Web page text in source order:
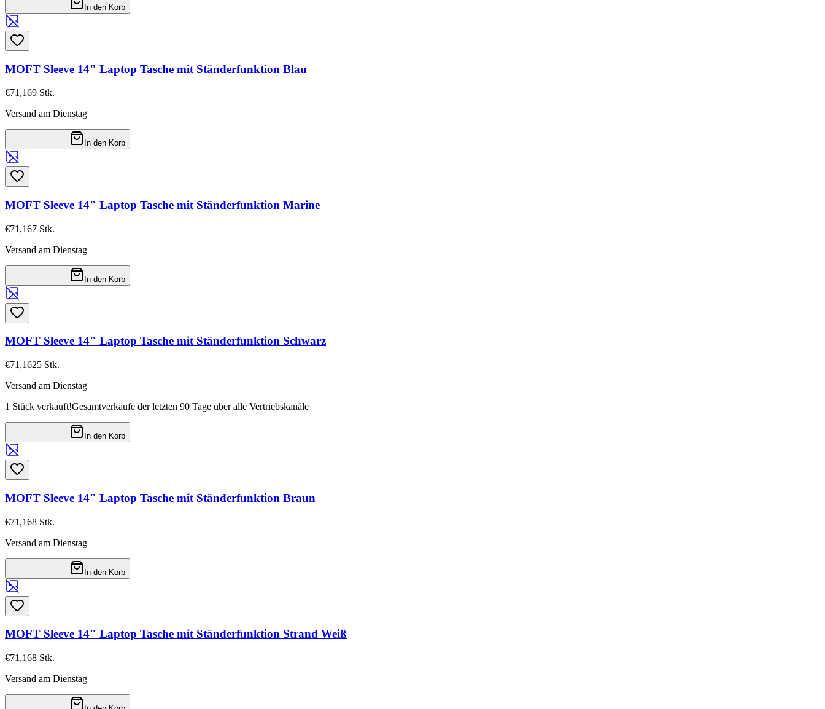
In den Korb
MOFT Sleeve 14" Laptop Tasche mit Ständerfunktion Blau
€71,169 Stk.
Versand am Dienstag
In den Korb
MOFT Sleeve 14" Laptop Tasche mit Ständerfunktion Marine
€71,167 Stk.
Versand am Dienstag
In den Korb
MOFT Sleeve 14" Laptop Tasche mit Ständerfunktion Schwarz
€71,1625 Stk.
Versand am Dienstag
1 Stück verkauft!Gesamtverkäufe der letzten 90 Tage über alle Vertriebskanäle
In den Korb
MOFT Sleeve 14" Laptop Tasche mit Ständerfunktion Braun
€71,168 Stk.
Versand am Dienstag
In den Korb
MOFT Sleeve 14" Laptop Tasche mit Ständerfunktion Strand Weiß
€71,168 Stk.
Versand am Dienstag